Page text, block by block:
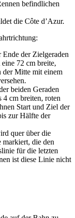
befindlichen
die Côte d’Azur.
der Zielgeraden
72 cm breite,
Mitte mit einem
beiden Geraden
4 cm breiten, roten
Start und Ziel der
zur Hälfte der
quer über die
die den
für die letzten
ist diese Linie nicht